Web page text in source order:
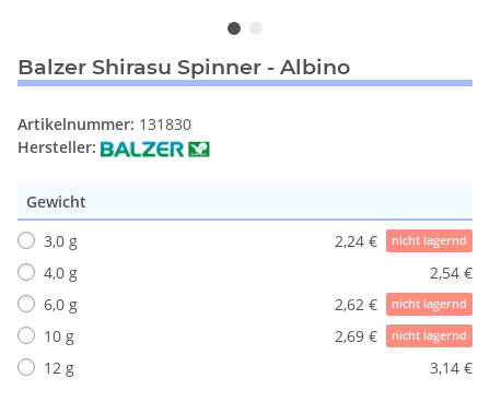
Balzer Shirasu Spinner - Albino
Artikelnummer: 131830
Hersteller:
Gewicht
3,0 g
2,24 € nicht lagernd
4,0 g
2,54 €
6,0 g
2,62 € nicht lagernd
10 g 2,69 € nicht lagernd
12 g 3,14 €